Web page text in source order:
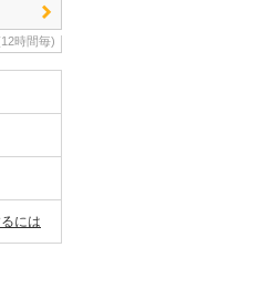
時間毎)
には